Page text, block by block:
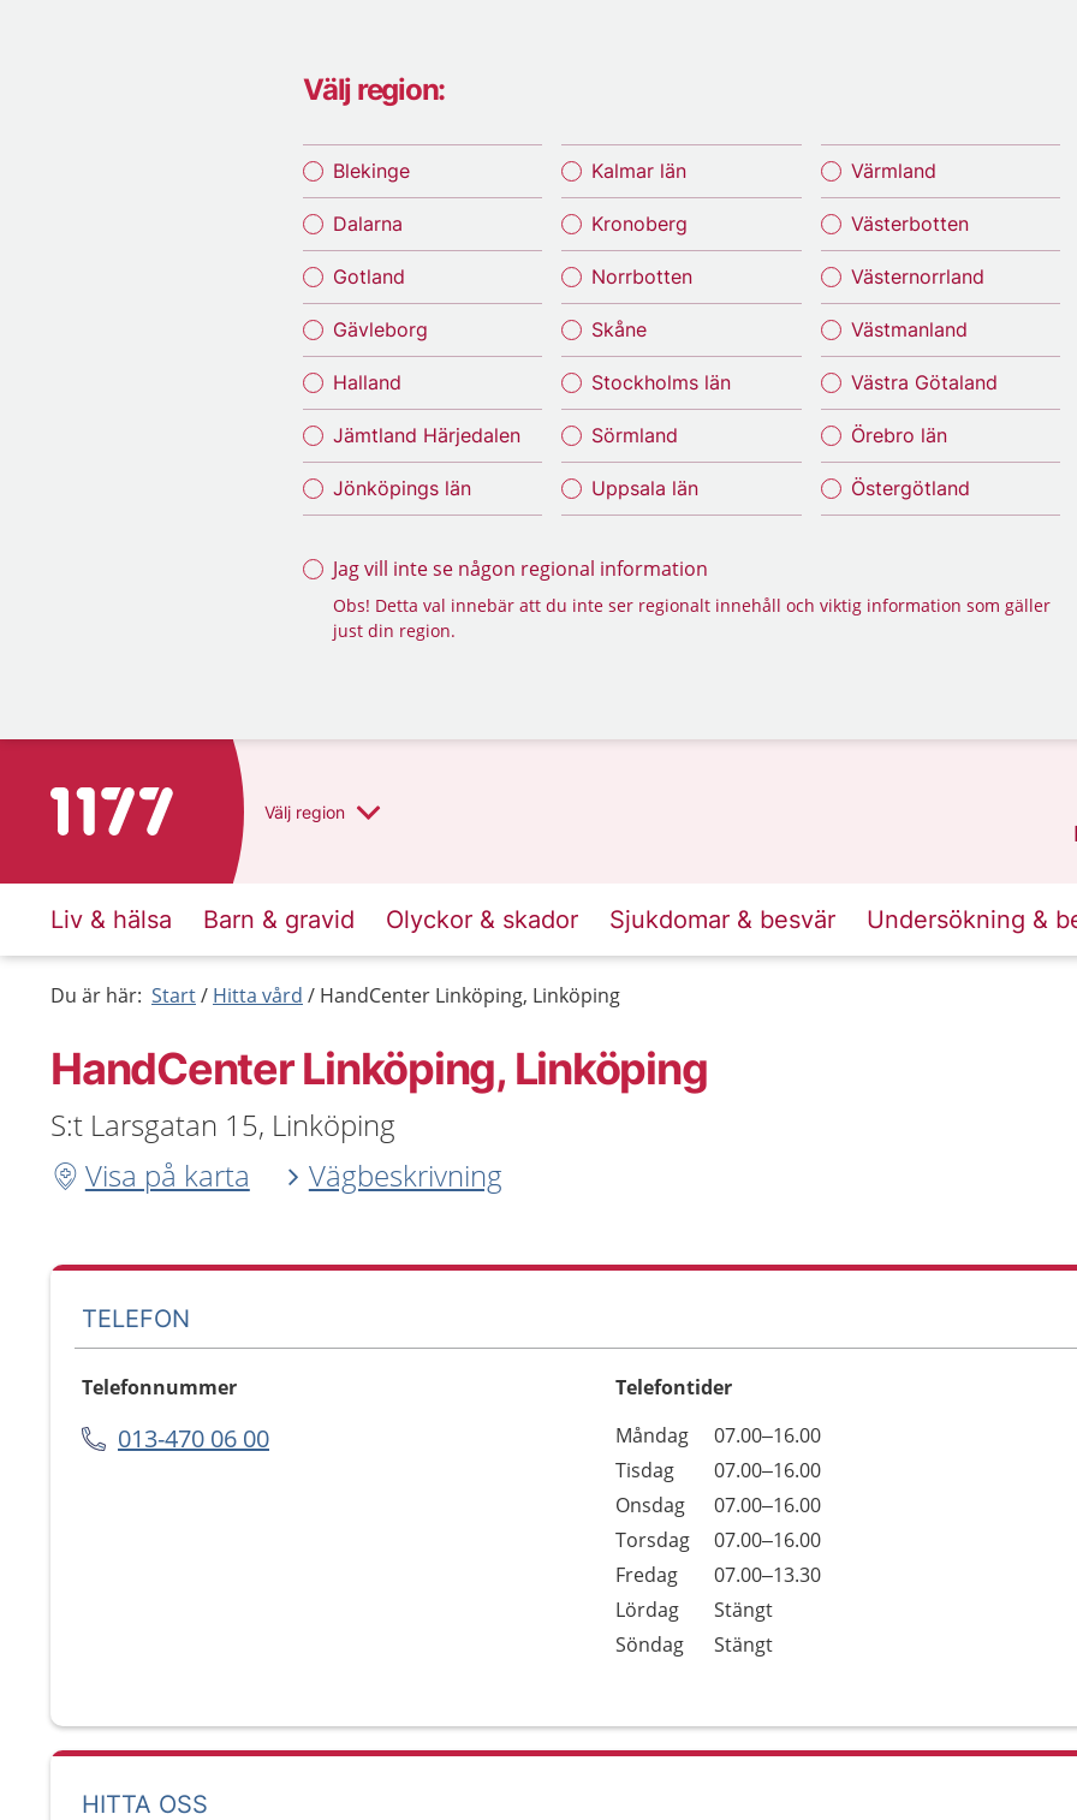
Välj region:
Blekinge
Dalarna
Gotland
Gävleborg
Halland
Jämtland Härjedalen
Jönköpings län
Kalmar län
Kronoberg
Norrbotten
Skåne
Stockholms län
Sörmland
Uppsala län
Värmland
Västerbotten
Västernorrland
Västmanland
Västra Götaland
Örebro län
Östergötland
Jag vill inte se någon regional information
Obs! Detta val innebär att du inte ser regionalt innehåll och viktig information som gäller
just din region.
Till startsidan för 1177 Välj region
Liv & hälsa Barn & gravid Olyckor & skador Sjukdomar & besvär Undersökning &
Du är här: Start Hitta vård HandCenter Linköping, Linköping
HandCenter Linköping, Linköping
S:t Larsgatan 15, Linköping
Visa på karta
Vägbeskrivning
TELEFON
Telefonnummer
013-470 06 00
Telefontider
Dag
Öppettider
Kommentarer
Måndag
07.00–16.00
Tisdag
07.00–16.00
Onsdag
07.00–16.00
Torsdag
07.00–16.00
Fredag
07.00–13.30
Lördag
Stängt
Söndag
Stängt
HITTA OSS